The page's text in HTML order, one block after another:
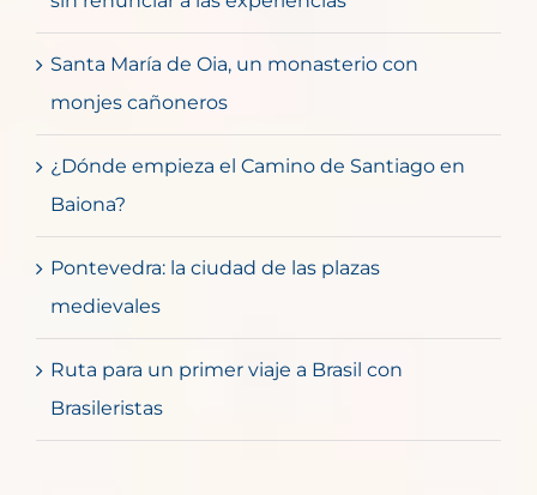
Santa María de Oia, un monasterio con
monjes cañoneros
¿Dónde empieza el Camino de Santiago en
Baiona?
Pontevedra: la ciudad de las plazas
medievales
Ruta para un primer viaje a Brasil con
Brasileristas